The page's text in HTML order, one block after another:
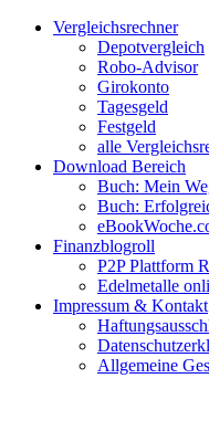
Zum
Facebook
Twitter
Instagram
Pinterest
YouTubeVergleichsrechner
Depotvergleich
Robo-Advisor
Girokonto
Tagesgeld
Festgeld
alle
Download Bereich
Buch: Mein
Buch:
Finanzblogroll
P2P Plattform
Edelmetalle
Impressum & Kontakt
Allgemeine